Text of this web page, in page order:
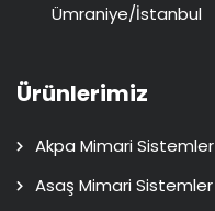
Ümraniye/İstanbul
Ürünlerimiz
Akpa Mimari Sistemler
Asaş Mimari Sistemler